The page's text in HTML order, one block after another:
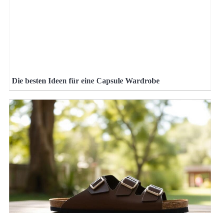
Die besten Ideen für eine Capsule Wardrobe